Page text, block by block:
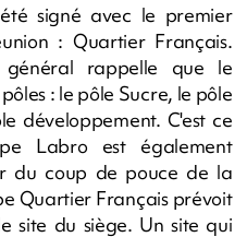
signé avec le premier
: Quartier Français.
général rappelle que le
: le pôle Sucre, le pôle
développement. C'est ce
Labro est également
du coup de pouce de la
Quartier Français prévoit
site du siège. Un site qui